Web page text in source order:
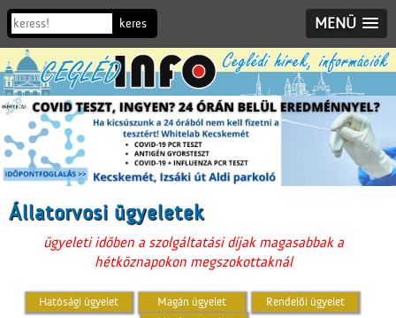
MENÜ
Állatorvosi ügyeletek
ügyeleti időben a szolgáltatási díjak magasabbak a
hétköznapokon megszokottaknál